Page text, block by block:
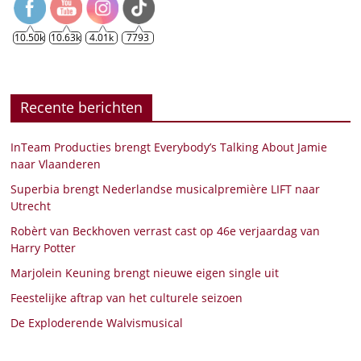
10.50k 10.63k 4.01k 7793
Recente berichten
InTeam Producties brengt Everybody’s Talking About Jamie
naar Vlaanderen
Superbia brengt Nederlandse musicalpremière LIFT naar
Utrecht
Robèrt van Beckhoven verrast cast op 46e verjaardag van
Harry Potter
Marjolein Keuning brengt nieuwe eigen single uit
Feestelijke aftrap van het culturele seizoen
De Exploderende Walvismusical